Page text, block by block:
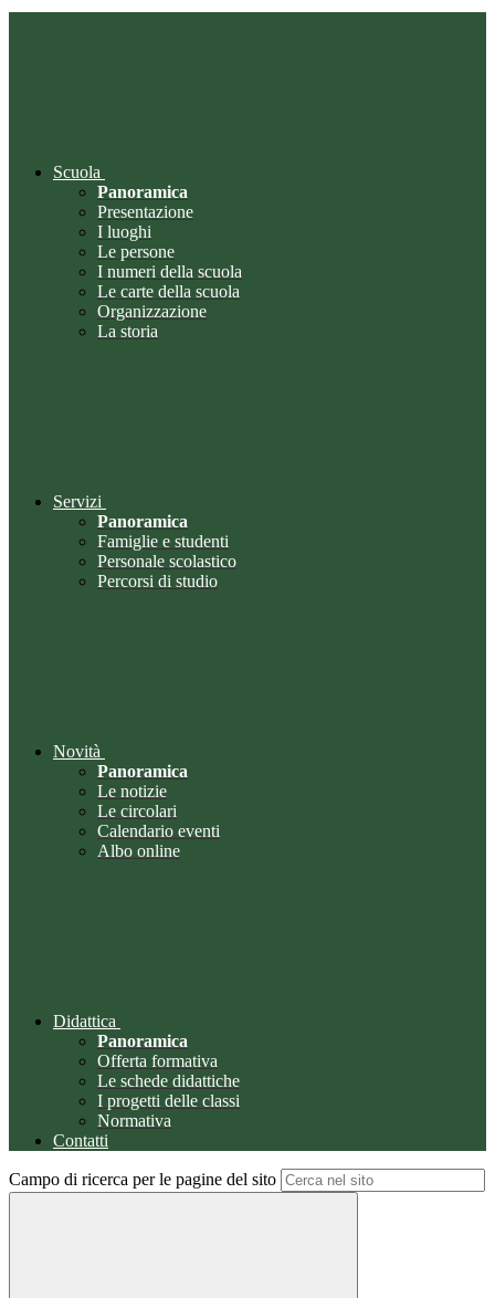
Scuola
Panoramica
Presentazione
I luoghi
Le persone
I numeri della scuola
Le carte della scuola
Organizzazione
La storia
Servizi
Panoramica
Famiglie e studenti
Personale scolastico
Percorsi di studio
Novità
Panoramica
Le notizie
Le circolari
Calendario eventi
Albo online
Didattica
Panoramica
Offerta formativa
Le schede didattiche
I progetti delle classi
Normativa
Contatti
Campo di ricerca per le pagine del sito